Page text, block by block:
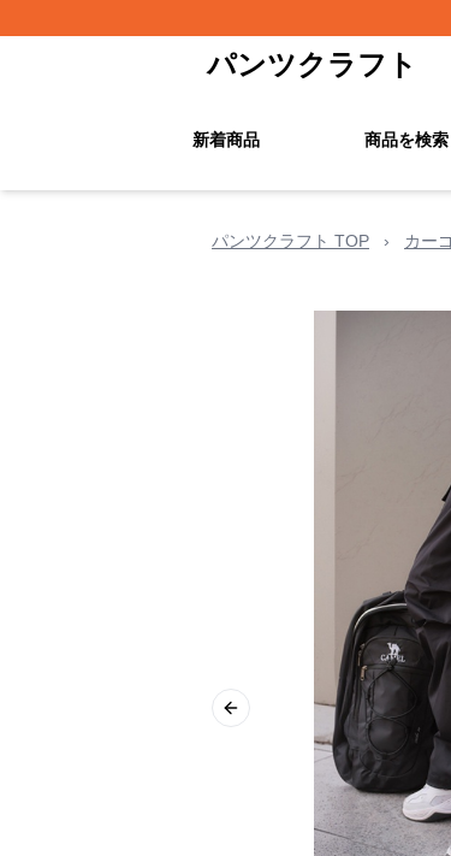
パンツクラフト
新着商品 商品を検索
パンツクラフト TOP › カー
Previous slide